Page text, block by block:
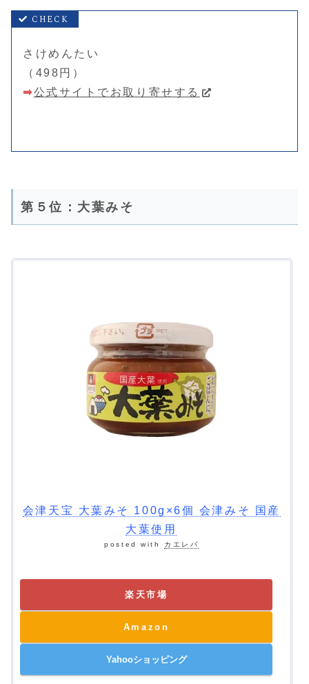
さけめんたい
（498円）
➡公式サイトでお取り寄せする
第５位：大葉みそ
会津天宝 大葉みそ 100g×6個 会津みそ 国産
大葉使用
posted with カエレバ
楽天市場
Amazon
Yahooショッピング